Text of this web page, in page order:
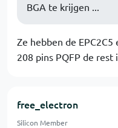
BGA te krijgen ...
Ze hebben de EPC2C5
208 pins PQFP de rest
free_electron
Silicon Member